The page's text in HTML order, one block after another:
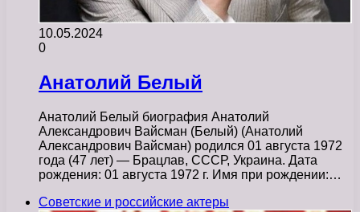
10.05.2024
0
Анатолий Белый
Анатолий Белый биография Анатолий
Александрович Вайсман (Белый) (Анатолий
Александрович Вайсман) родился 01 августа 1972
года (47 лет) — Брацлав, СССР, Украина. Дата
рождения: 01 августа 1972 г. Имя при рождении:…
Советские и российские актеры